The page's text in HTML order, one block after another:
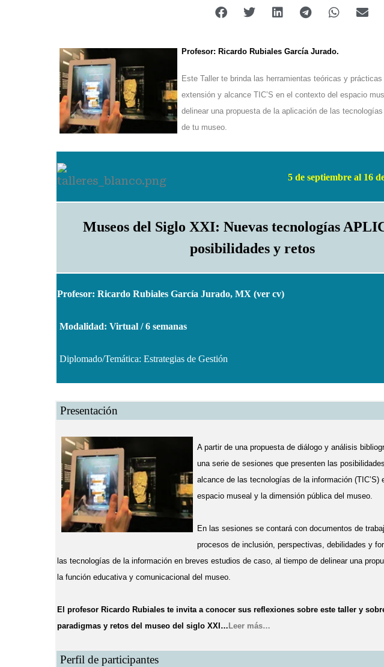
Profesor: Ricardo Rubiales García Jurado.
Este Taller te brinda las herramientas teóricas y
extensión y alcance TI C’S en el contexto del espacio
delinear una propuesta de la aplicación de las
de tu museo.
5 de septiembre al 16
Museos del Siglo XXI: Nuevas tecnologías
posibilidades y retos
Profesor: Ricardo Rubiales García Jurado, MX (ver cv)
Modalidad: Virtual / 6 semanas
Diplomado/Temática: Estrategias de Gestión
Presentación
A partir de una propuesta de diálogo y análisis
una serie de sesiones que presenten las
alcance de las tecnologías de la información (TIC’S)
espacio museal y la dimensión pública del museo.
En las sesiones se contará con documentos de
procesos de inclusión, perspectivas, debilidades y
las tecnologías de la información en breves estudios de caso, al tiempo de delinear una
la función educativa y comunicacional del museo.
El profesor Ricardo Rubiales te invita a conocer sus reflexiones sobre este taller y
paradigmas y retos del museo del siglo XXI … Leer más…
Perfil de participantes